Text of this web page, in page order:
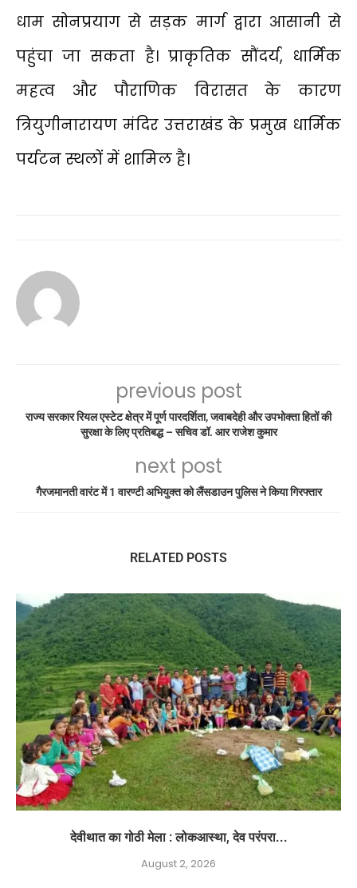
धाम सोनप्रयाग से सड़क मार्ग द्वारा आसानी से
पहुंचा जा सकता है। प्राकृतिक सौंदर्य, धार्मिक
महत्व और पौराणिक विरासत के कारण
त्रियुगीनारायण मंदिर उत्तराखंड के प्रमुख धार्मिक
पर्यटन स्थलों में शामिल है।
previous post
राज्य सरकार रियल एस्टेट क्षेत्र में पूर्ण पारदर्शिता, जवाबदेही और उपभोक्ता हितों की
सुरक्षा के लिए प्रतिबद्ध – सचिव डॉ. आर राजेश कुमार
next post
गैरजमानती वारंट में 1 वारण्टी अभियुक्त को लैंसडाउन पुलिस ने किया गिरफ्तार
RELATED POSTS
देवीथात का गोठी मेला : लोकआस्था, देव परंपरा...
August 2, 2026